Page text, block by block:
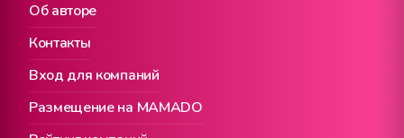
Вход для компаний
Размещение на MAMADO
Об авторе
Контакты